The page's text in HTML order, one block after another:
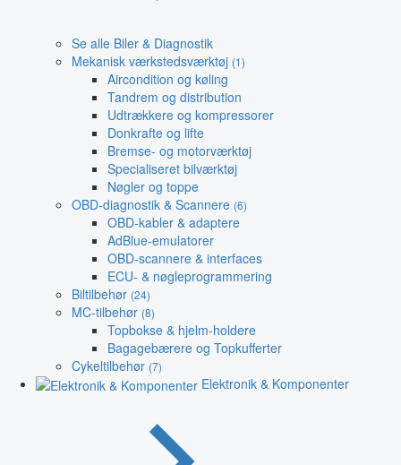
Se alle Biler & Diagnostik
Mekanisk værkstedsværktøj (1)
Aircondition og køling
Tandrem og distribution
Udtrækkere og kompressorer
Donkrafte og lifte
Bremse- og motorværktøj
Specialiseret bilværktøj
Nøgler og toppe
OBD-diagnostik & Scannere (6)
OBD-kabler & adaptere
AdBlue-emulatorer
OBD-scannere & interfaces
ECU- & nøgleprogrammering
Biltilbehør (24)
MC-tilbehør (8)
Topbokse & hjelm-holdere
Bagagebærere og Topkufferter
Cykeltilbehør (7)
Elektronik & Komponenter